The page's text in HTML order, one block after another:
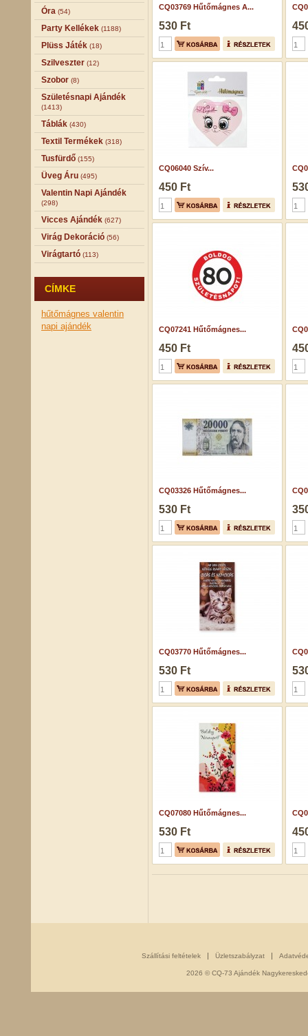
Óra (54)
Party Kellékek (1188)
Plüss Játék (18)
Szilveszter (12)
Szobor (8)
Születésnapi Ajándék
(1413)
Táblák (430)
Textil Termékek (318)
Tusfürdő (155)
Üveg Áru (495)
Valentin Napi Ajándék
(298)
Vicces Ajándék (627)
Virág Dekoráció (56)
Virágtartó (113)
CÍMKE
hűtőmágnes valentin
napi ajándék
CQ03769 Hűtőmágnes A...
530 Ft
CQ06040 Szív...
450 Ft
CQ07241 Hűtőmágnes...
450 Ft
CQ03326 Hűtőmágnes...
530 Ft
CQ03770 Hűtőmágnes...
530 Ft
CQ07080 Hűtőmágnes...
530 Ft
Szállítási feltételek Üzletszabályzat
2026 © CQ-73 Ajándék